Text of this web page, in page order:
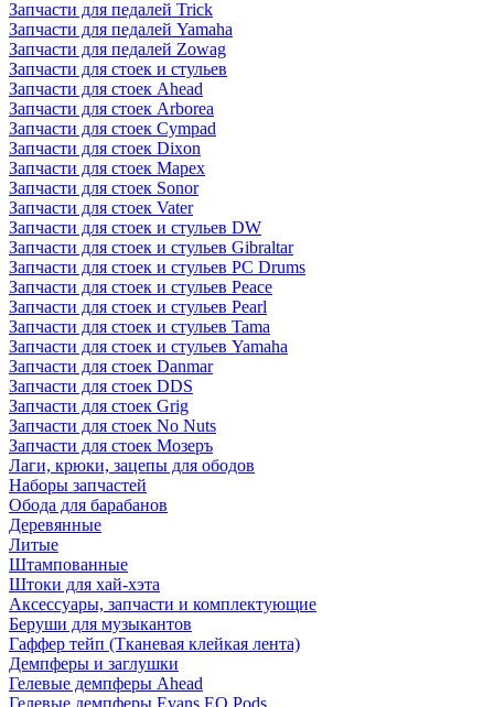
Запчасти для педалей Trick
Запчасти для педалей Yamaha
Запчасти для педалей Zowag
Запчасти для стоек и стульев
Запчасти для стоек Ahead
Запчасти для стоек Arborea
Запчасти для стоек Cympad
Запчасти для стоек Dixon
Запчасти для стоек Mapex
Запчасти для стоек Sonor
Запчасти для стоек Vater
Запчасти для стоек и стульев DW
Запчасти для стоек и стульев Gibraltar
Запчасти для стоек и стульев PC Drums
Запчасти для стоек и стульев Peace
Запчасти для стоек и стульев Pearl
Запчасти для стоек и стульев Tama
Запчасти для стоек и стульев Yamaha
Запчасти для стоек Danmar
Запчасти для стоек DDS
Запчасти для стоек Grig
Запчасти для стоек No Nuts
Запчасти для стоек Мозеръ
Лаги, крюки, зацепы для ободов
Наборы запчастей
Обода для барабанов
Деревянные
Литые
Штампованные
Штоки для хай-хэта
Аксессуары, запчасти и комплектующие
Беруши для музыкантов
Гаффер тейп (Тканевая клейкая лента)
Демпферы и заглушки
Гелевые демпферы Ahead
Гелевые демпферы Evans EQ Pods